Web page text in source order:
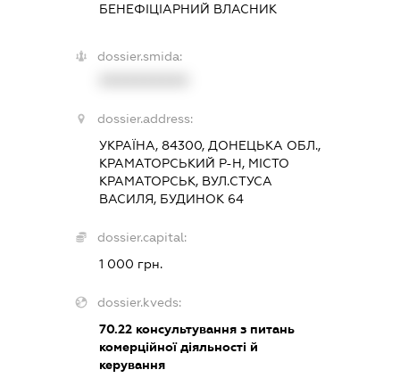
БЕНЕФІЦІАРНИЙ ВЛАСНИК
dossier.smida:
dossier.address:
УКРАЇНА, 84300, ДОНЕЦЬКА ОБЛ.,
КРАМАТОРСЬКИЙ Р-Н, МІСТО
КРАМАТОРСЬК, ВУЛ.СТУСА
ВАСИЛЯ, БУДИНОК 64
dossier.capital:
1 000 грн.
dossier.kveds:
70.22консультування з питань
комерційної діяльності й
керування